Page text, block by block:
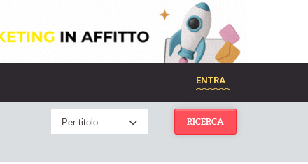
ENTRA
Per titolo RICERCA